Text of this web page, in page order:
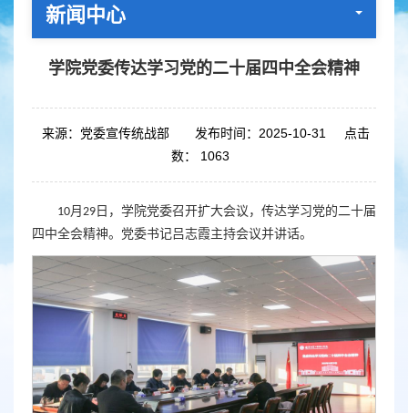
新闻中心
学院党委传达学习党的二十届四中全会精神
来源：党委宣传统战部 发布时间：2025-10-31
点击
数：
1063
10月29日，学院党委召开扩大会议，传达学习党的二十届
四中全会精神。党委书记吕志霞主持会议并讲话。